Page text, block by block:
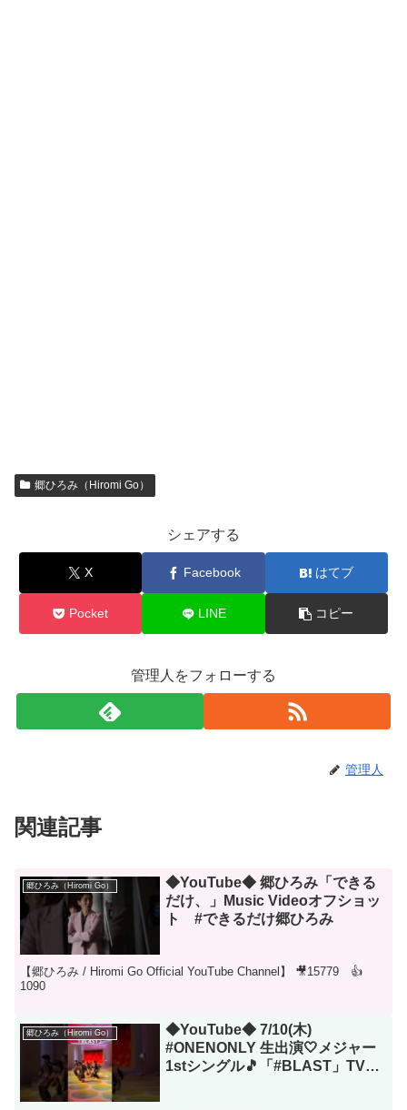
郷ひろみ（Hiromi Go）
シェアする
X Facebook はてブ
Pocket LINE コピー
管理人をフォローする
管理人
関連記事
郷ひろみ（Hiromi Go）
◆YouTube◆ 郷ひろみ「できる
だけ、」Music Videoオフショッ
ト #できるだけ郷ひろみ
【郷ひろみ / Hiromi Go Official YouTube Channel】 🎥15779 👍
1090
郷ひろみ（Hiromi Go）
◆YouTube◆ 7/10(木)
#ONENONLY 生出演🤍メジャー
1stシングル🎵「#BLAST」TV生